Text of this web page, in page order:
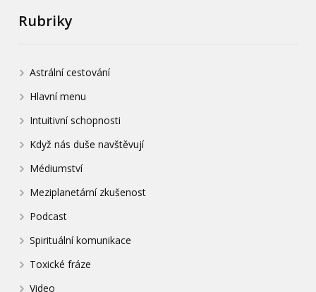
Rubriky
Astrální cestování
Hlavní menu
Intuitivní schopnosti
Když nás duše navštěvují
Médiumství
Meziplanetární zkušenost
Podcast
Spirituální komunikace
Toxické fráze
Video